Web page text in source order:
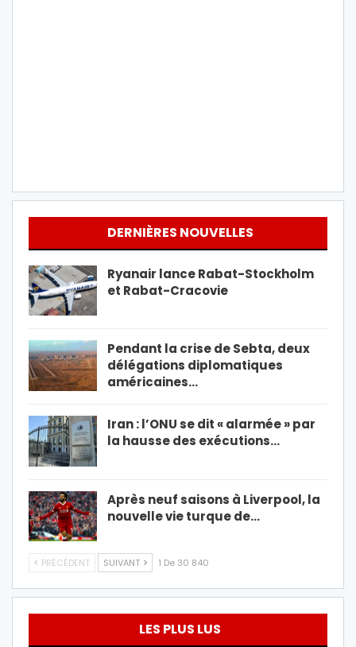
DERNIÈRES NOUVELLES
Ryanair lance Rabat-Stockholm
et Rabat-Cracovie
Pendant la crise de Sebta, deux
délégations diplomatiques
américaines…
Iran : l’ONU se dit « alarmée » par
la hausse des exécutions…
Après neuf saisons à Liverpool, la
nouvelle vie turque de…
PRÉCÉDENT SUIVANT 1 De 30 840
LES PLUS LUS